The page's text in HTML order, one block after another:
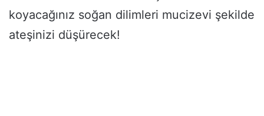
koyacağınız soğan dilimleri mucizevi şekilde
ateşinizi düşürecek!